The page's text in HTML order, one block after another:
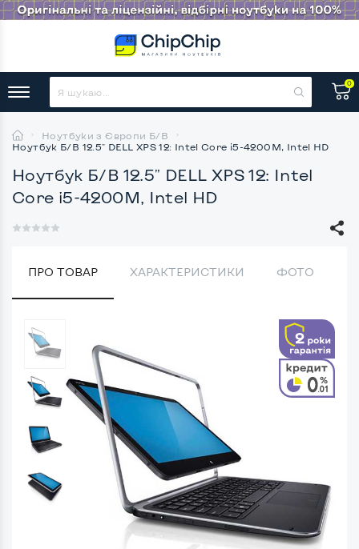
0
Ноутбуки з Європи Б/В
Ноутбук Б/В 12.5" DELL XPS 12: Intel Core i5-4200M, Intel HD
Ноутбук Б/В 12.5" DELL XPS 12: Intel
Core i5-4200M, Intel HD
ПРО ТОВАР ХАРАКТЕРИСТИКИ ФОТО